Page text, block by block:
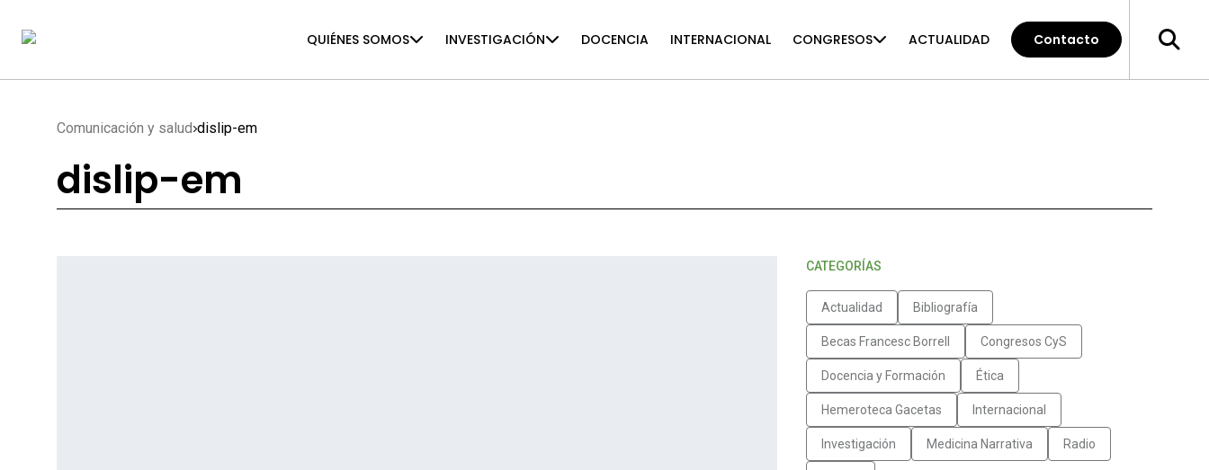
QUIÉNES SOMOS INVESTIGACIÓN DOCENCIA INTERNACIONAL CONGRESOS ACTUALIDAD Contacto
Comunicación y salud dislip-em
dislip-em
CATEGORÍAS
Actualidad Bibliografía
Becas Francesc Borrell Congresos CyS
Docencia y Formación Ética
Hemeroteca Gacetas Internacional
Investigación Medicina Narrativa Radio